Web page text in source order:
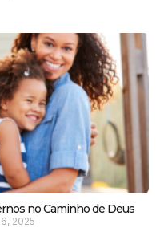
no Caminho de Deus
2025